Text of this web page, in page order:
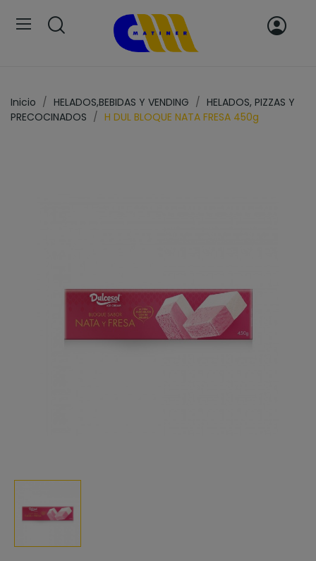
Inicio HELADOS,BEBIDAS Y VENDING
HELADOS, PIZZAS Y
PRECOCINADOS
H DUL BLOQUE NATA FRESA 450g